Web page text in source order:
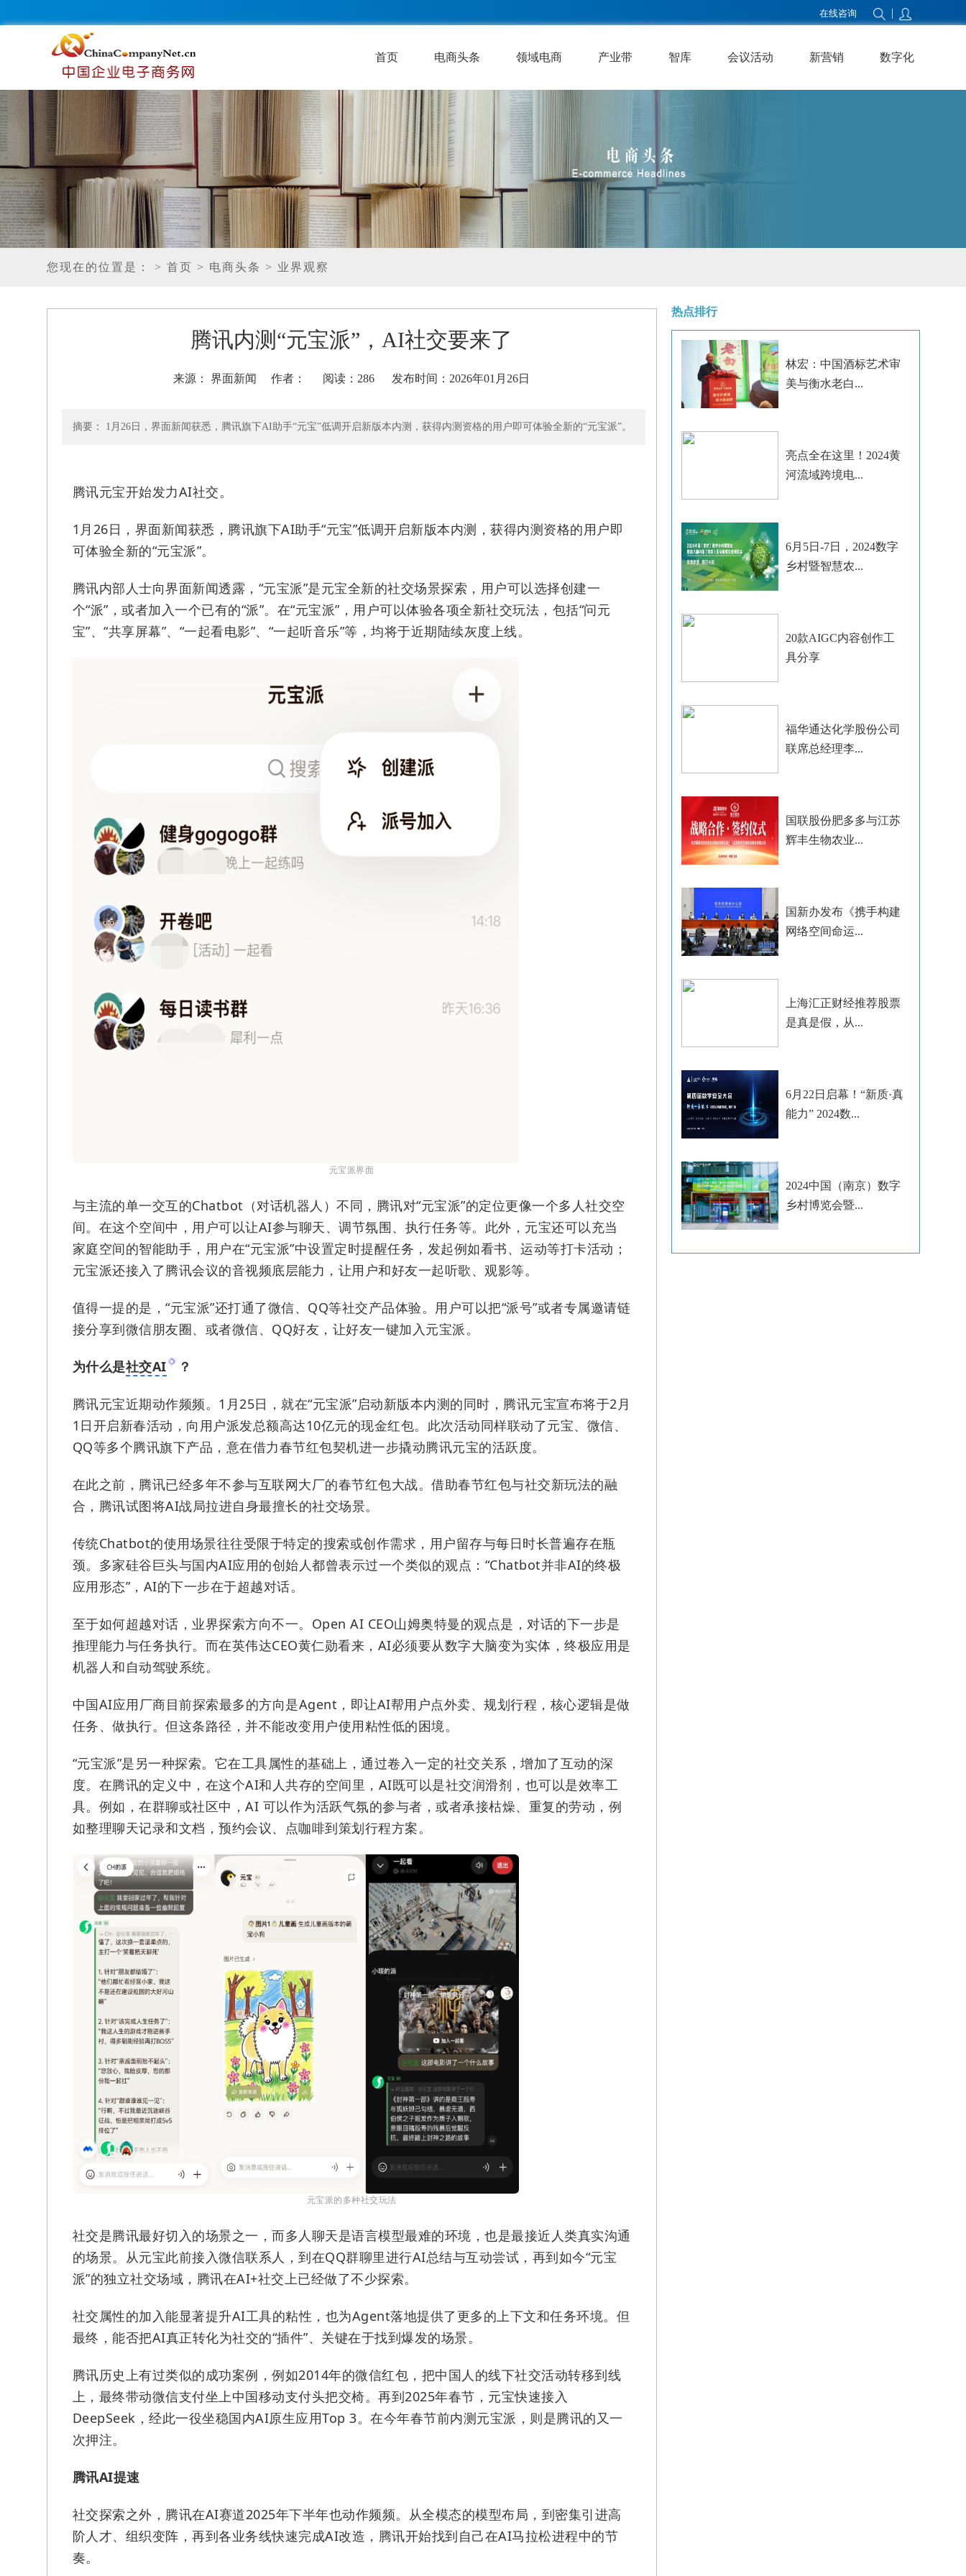
在线咨询 |
首页 电商头条 领域电商 产业带 智库 会议活动 新营销 数字化
您现在的位置是： > 首页 > 电商头条 > 业界观察
腾讯内测“元宝派”，AI社交要来了
来源： 界面新闻 作者： 阅读：286 发布时间：2026年01月26日
摘要： 1月26日，界面新闻获悉，腾讯旗下AI助手“元宝”低调开启新版本内测，获得内测资格的用户即可体验全新的“元宝派”。
腾讯元宝开始发力AI社交。
1月26日，界面新闻获悉，腾讯旗下AI助手“元宝”低调开启新版本内测，获得内测资格的用户即
可体验全新的“元宝派”。
腾讯内部人士向界面新闻透露，“元宝派”是元宝全新的社交场景探索，用户可以选择创建一
个“派”，或者加入一个已有的“派”。在“元宝派”，用户可以体验各项全新社交玩法，包括“问元
宝”、“共享屏幕”、“一起看电影”、“一起听音乐”等，均将于近期陆续灰度上线。
元宝派界面
与主流的单一交互的Chatbot（对话机器人）不同，腾讯对“元宝派”的定位更像一个多人社交空
间。在这个空间中，用户可以让AI参与聊天、调节氛围、执行任务等。此外，元宝还可以充当
家庭空间的智能助手，用户在“元宝派”中设置定时提醒任务，发起例如看书、运动等打卡活动；
元宝派还接入了腾讯会议的音视频底层能力，让用户和好友一起听歌、观影等。
值得一提的是，“元宝派”还打通了微信、QQ等社交产品体验。用户可以把“派号”或者专属邀请链
接分享到微信朋友圈、或者微信、QQ好友，让好友一键加入元宝派。
为什么是社交AI ？
腾讯元宝近期动作频频。1月25日，就在“元宝派”启动新版本内测的同时，腾讯元宝宣布将于2月
1日开启新春活动，向用户派发总额高达10亿元的现金红包。此次活动同样联动了元宝、微信、
QQ等多个腾讯旗下产品，意在借力春节红包契机进一步撬动腾讯元宝的活跃度。
在此之前，腾讯已经多年不参与互联网大厂的春节红包大战。借助春节红包与社交新玩法的融
合，腾讯试图将AI战局拉进自身最擅长的社交场景。
传统Chatbot的使用场景往往受限于特定的搜索或创作需求，用户留存与每日时长普遍存在瓶
颈。多家硅谷巨头与国内AI应用的创始人都曾表示过一个类似的观点：“Chatbot并非AI的终极
应用形态”，AI的下一步在于超越对话。
至于如何超越对话，业界探索方向不一。Open AI CEO山姆奥特曼的观点是，对话的下一步是
推理能力与任务执行。而在英伟达CEO黄仁勋看来，AI必须要从数字大脑变为实体，终极应用是
机器人和自动驾驶系统。
中国AI应用厂商目前探索最多的方向是Agent，即让AI帮用户点外卖、规划行程，核心逻辑是做
任务、做执行。但这条路径，并不能改变用户使用粘性低的困境。
“元宝派”是另一种探索。它在工具属性的基础上，通过卷入一定的社交关系，增加了互动的深
度。在腾讯的定义中，在这个AI和人共存的空间里，AI既可以是社交润滑剂，也可以是效率工
具。例如，在群聊或社区中，AI 可以作为活跃气氛的参与者，或者承接枯燥、重复的劳动，例
如整理聊天记录和文档，预约会议、点咖啡到策划行程方案。
元宝派的多种社交玩法
社交是腾讯最好切入的场景之一，而多人聊天是语言模型最难的环境，也是最接近人类真实沟通
的场景。从元宝此前接入微信联系人，到在QQ群聊里进行AI总结与互动尝试，再到如今“元宝
派”的独立社交场域，腾讯在AI+社交上已经做了不少探索。
社交属性的加入能显著提升AI工具的粘性，也为Agent落地提供了更多的上下文和任务环境。但
最终，能否把AI真正转化为社交的“插件”、关键在于找到爆发的场景。
腾讯历史上有过类似的成功案例，例如2014年的微信红包，把中国人的线下社交活动转移到线
上，最终带动微信支付坐上中国移动支付头把交椅。再到2025年春节，元宝快速接入
DeepSeek，经此一役坐稳国内AI原生应用Top 3。在今年春节前内测元宝派，则是腾讯的又一
次押注。
腾讯AI提速
社交探索之外，腾讯在AI赛道2025年下半年也动作频频。从全模态的模型布局，到密集引进高
阶人才、组织变阵，再到各业务线快速完成AI改造，腾讯开始找到自己在AI马拉松进程中的节
奏。
热点排行
林宏：中国酒标艺术审
美与衡水老白...
亮点全在这里！2024黄
河流域跨境电...
6月5日-7日，2024数字
乡村暨智慧农...
20款AIGC内容创作工
具分享
福华通达化学股份公司
联席总经理李...
国联股份肥多多与江苏
辉丰生物农业...
国新办发布《携手构建
网络空间命运...
上海汇正财经推荐股票
是真是假，从...
6月22日启幕！“新质·真
能力” 2024数...
2024中国（南京）数字
乡村博览会暨...